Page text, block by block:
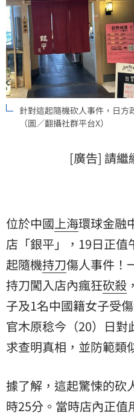
針對這起隨機砍人事件，日方
（圖／翻攝社群平台X）
[廣告] 請
位於中國上海環球金融
店「銀平」，19日正
起隨機持刀傷人事件！
持刀闖入店內瘋狂砍殺
子及1名中國籍女子受
官木原稔今（20）日對
求查明真相，並防範類
據了解，這起驚悚的砍
時25分。當時店內正值